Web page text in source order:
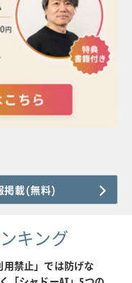
掲載(無料)
キング
用禁止」では防げな